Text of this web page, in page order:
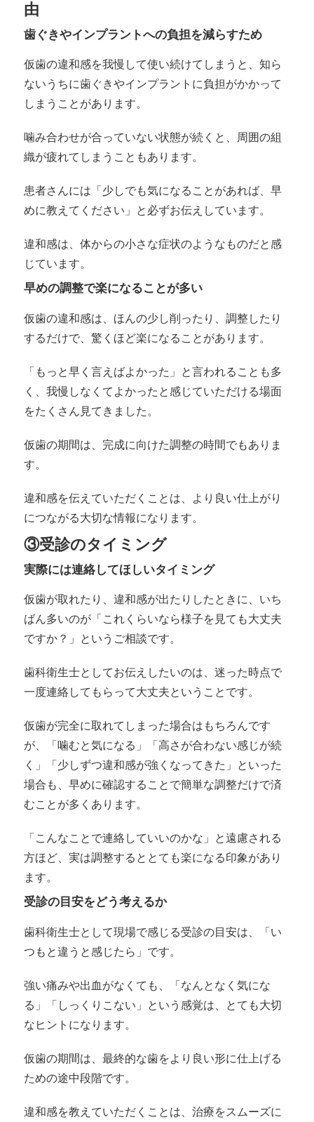
由
歯ぐきやインプラントへの負担を減らすため
仮歯の違和感を我慢して使い続けてしまうと、知ら
ないうちに歯ぐきやインプラントに負担がかかって
しまうことがあります。
噛み合わせが合っていない状態が続くと、周囲の組
織が疲れてしまうこともあります。
患者さんには「少しでも気になることがあれば、早
めに教えてください」と必ずお伝えしています。
違和感は、体からの小さな症状のようなものだと感
じています。
早めの調整で楽になることが多い
仮歯の違和感は、ほんの少し削ったり、調整したり
するだけで、驚くほど楽になることがあります。
「もっと早く言えばよかった」と言われることも多
く、我慢しなくてよかったと感じていただける場面
をたくさん見てきました。
仮歯の期間は、完成に向けた調整の時間でもありま
す。
違和感を伝えていただくことは、より良い仕上がり
につながる大切な情報になります。
③受診のタイミング
実際には連絡してほしいタイミング
仮歯が取れたり、違和感が出たりしたときに、いち
ばん多いのが「これくらいなら様子を見ても大丈夫
ですか？」というご相談です。
歯科衛生士としてお伝えしたいのは、迷った時点で
一度連絡してもらって大丈夫ということです。
仮歯が完全に取れてしまった場合はもちろんです
が、「噛むと気になる」「高さが合わない感じが続
く」「少しずつ違和感が強くなってきた」といった
場合も、早めに確認することで簡単な調整だけで済
むことが多くあります。
「こんなことで連絡していいのかな」と遠慮される
方ほど、実は調整するととても楽になる印象があり
ます。
受診の目安をどう考えるか
歯科衛生士として現場で感じる受診の目安は、「い
つもと違うと感じたら」です。
強い痛みや出血がなくても、「なんとなく気にな
る」「しっくりこない」という感覚は、とても大切
なヒントになります。
仮歯の期間は、最終的な歯をより良い形に仕上げる
ための途中段階です。
違和感を教えていただくことは、治療をスムーズに